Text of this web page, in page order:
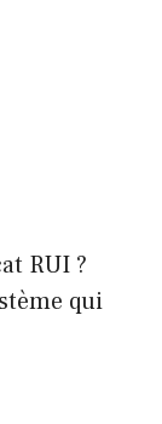
RUI ?
qui